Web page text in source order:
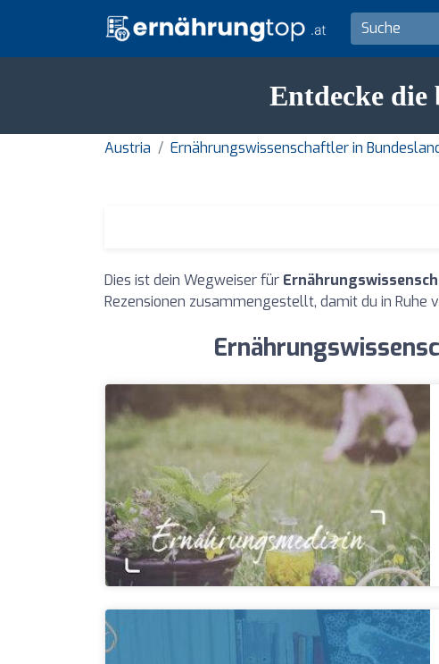
Entdecke
Austria Ernährungswissenschaftler in
Dies ist dein Wegweiser für
Rezensionen zusammengestellt, damit du in